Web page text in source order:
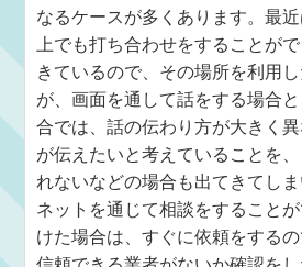
なるケースが多くあります。最
上でも打ち合わせをすることが
きているので、その場所を利用
が、画面を通して話をする場合
合では、話の伝わり方が大きく
が伝えたいと考えていることを
れないなどの場合も出てきてし
ネットを通じて相談をすること
けた場合は、すぐに依頼をする